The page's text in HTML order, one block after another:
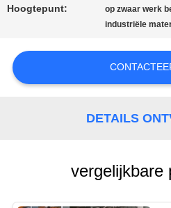
OM EEN
SITEMAP
POLICY
Hoogtepunt: op zwaar werk
industriële
DETAILS
vergelijkbare